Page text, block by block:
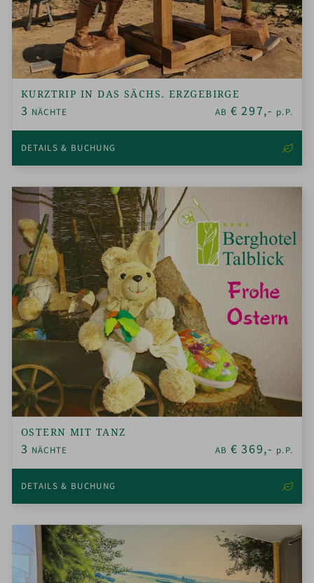
KURZTRIP IN DAS SÄCHS. ERZGEBIRGE
3 NÄCHTE AB € 297,- p.P.
DETAILS & BUCHUNG
OSTERN MIT TANZ
3 NÄCHTE AB € 369,- p.P.
DETAILS & BUCHUNG